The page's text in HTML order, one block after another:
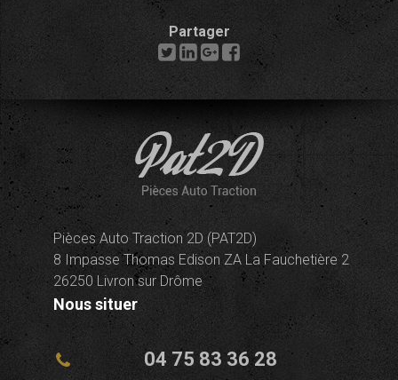
Partager
Pièces Auto Traction 2D (PAT2D)
8 Impasse Thomas Edison ZA La Fauchetière 2
26250 Livron sur Drôme
Nous situer
04 75 83 36 28